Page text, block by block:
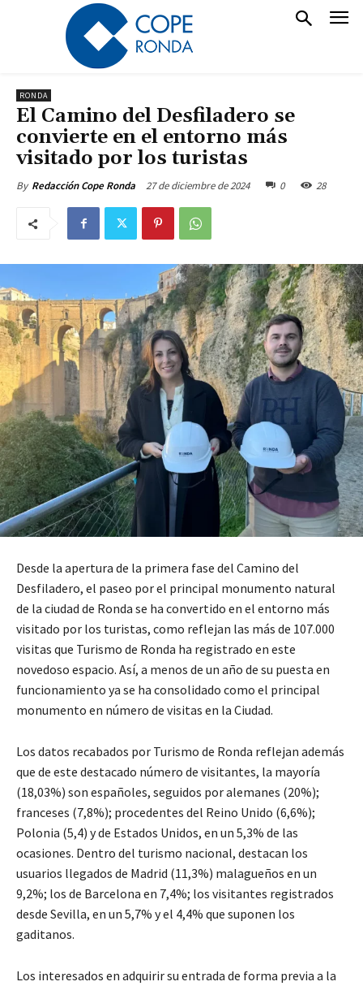
RONDA
El Camino del Desfiladero se
convierte en el entorno más
visitado por los turistas
By Redacción Cope Ronda 27 de diciembre de 2024 0 28
Desde la apertura de la primera fase del Camino del
Desfiladero, el paseo por el principal monumento natural
de la ciudad de Ronda se ha convertido en el entorno más
visitado por los turistas, como reflejan las más de 107.000
visitas que Turismo de Ronda ha registrado en este
novedoso espacio. Así, a menos de un año de su puesta en
funcionamiento ya se ha consolidado como el principal
monumento en número de visitas en la Ciudad.
Los datos recabados por Turismo de Ronda reflejan además
que de este destacado número de visitantes, la mayoría
(18,03%) son españoles, seguidos por alemanes (20%);
franceses (7,8%); procedentes del Reino Unido (6,6%);
Polonia (5,4) y de Estados Unidos, en un 5,3% de las
ocasiones. Dentro del turismo nacional, destacan los
usuarios llegados de Madrid (11,3%) malagueños en un
9,2%; los de Barcelona en 7,4%; los visitantes registrados
desde Sevilla, en un 5,7% y el 4,4% que suponen los
gaditanos.
Los interesados en adquirir su entrada de forma previa a la